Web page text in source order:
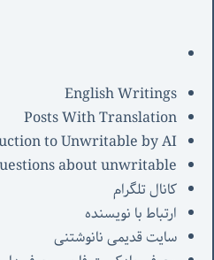
English Writings
Posts With Translation
to Unwritable by AI
about unwritable
کانال تلگرام
ارتباط با نویسنده
سایت قدیمی نانوشتنی